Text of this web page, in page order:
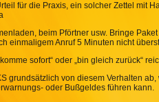
für die Praxis, ein solcher Zettel mit
beim Pförtner usw. Bringe
einmaligem Anruf 5 Minuten nicht
sofort“ oder „bin gleich zurück“
grundsätzlich von diesem Verhalten
oder Bußgeldes führen kann.